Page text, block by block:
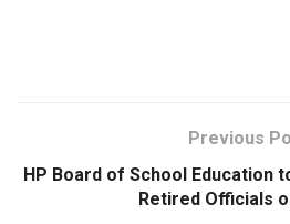
Previous
HP Board of School Education
Retired Officials